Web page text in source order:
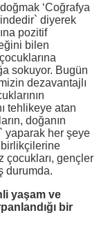
‘Coğrafya
diyerek
pozitif
bilen
sokuyor. Bugün
dezavantajlı
tehlikeye atan
doğanın
yaparak her şeye
çocukları, gençler
durumda.
yaşam ve
bir